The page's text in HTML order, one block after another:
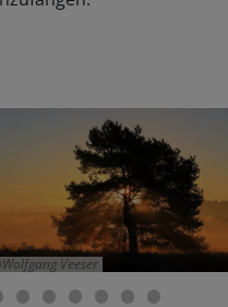
Wolfgang Veeser